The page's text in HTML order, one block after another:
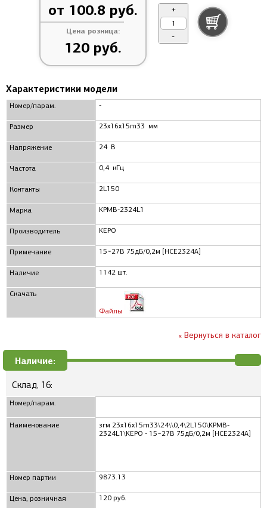
от 100.8 руб.
Цена розница:
120 руб.
+
-
Характеристики модели
Номер/парам.
Размер
Напряжение
Частота
Контакты
Марка
Производитель
Примечание
Наличие
Скачать
-
23x16x15m33 мм
24 В
0,4 кГц
2L150
KPMB-2324L1
KEPO
15~27В 75дБ/0,2м [HCE2324A]
1142 шт.
Файлы
« Вернуться в каталог
Наличие:
Склад, 16:
Номер/парам.
Наименование
Номер партии
Цена, розничная
згм 23x16x15m33\24\\0,4\2L150\KPMB-
2324L1\KEPO - 15~27В 75дБ/0,2м [HCE2324A]
9873.13
120 руб.